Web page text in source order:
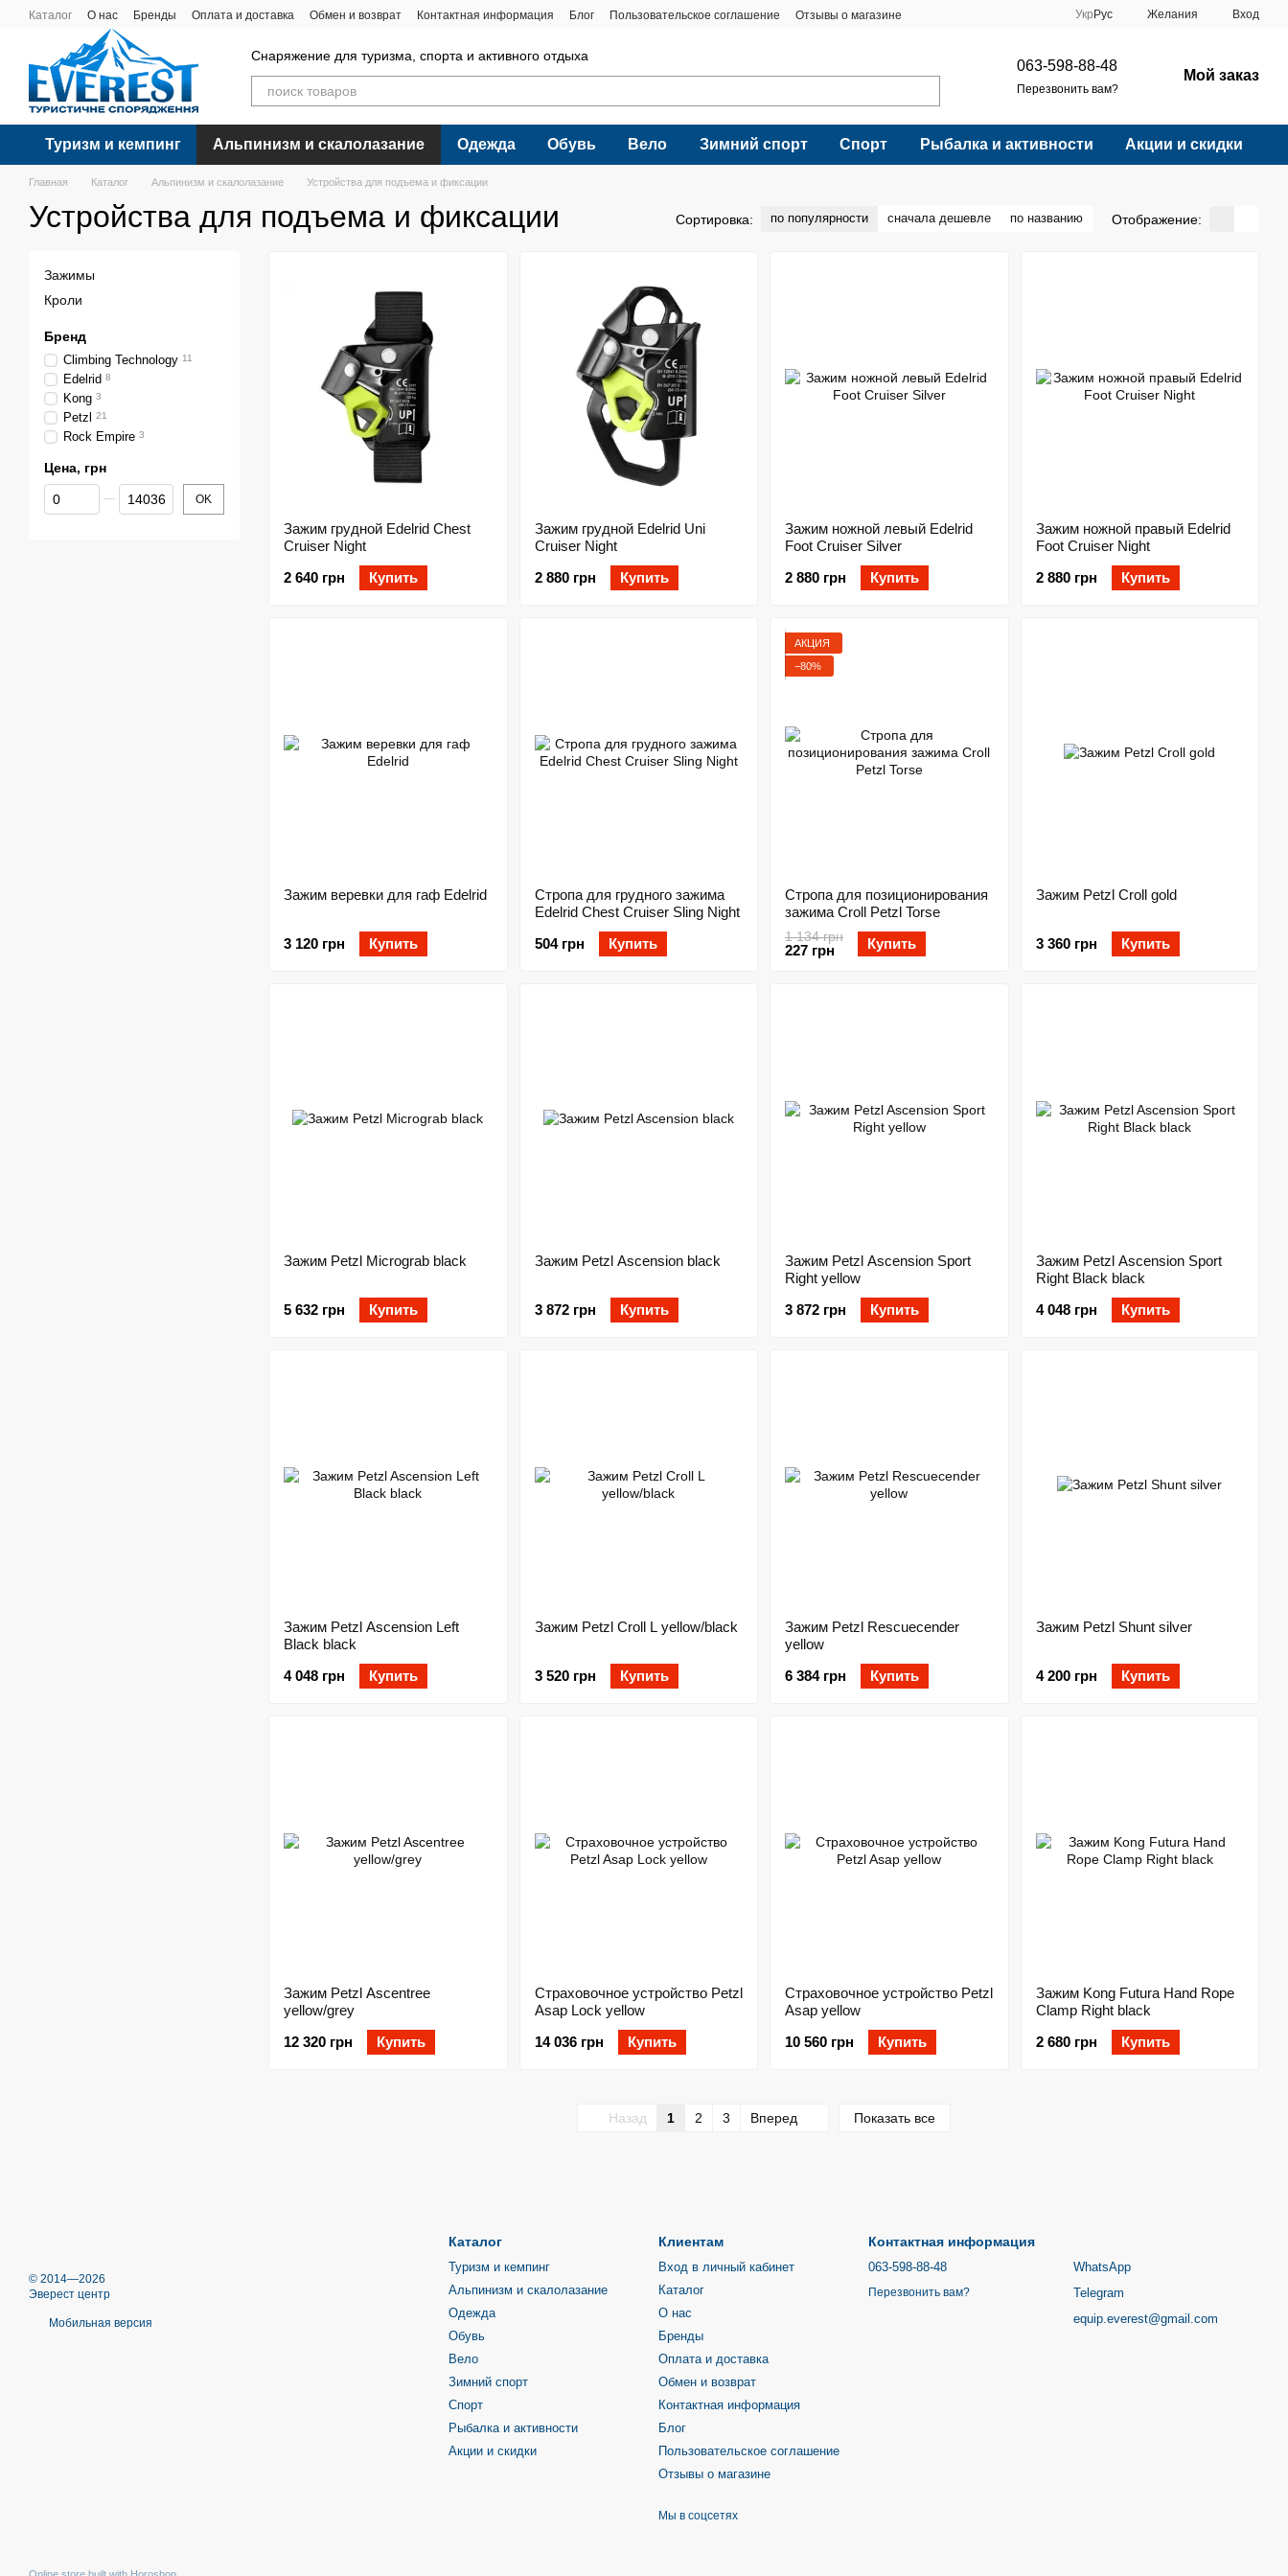
Перейти к основному контенту
Каталог О нас Бренды Оплата и доставка Обмен и возврат Контактная информация Блог Пользовательское соглашение Отзывы о магазине Укр Рус Желания Вход
Снаряжение для туризма, спорта и активного отдыха
063-598-88-48
Перезвонить вам?
Мой заказ
Туризм и кемпинг Альпинизм и скалолазание Одежда Обувь Вело Зимний спорт Спорт Рыбалка и активности Акции и скидки
Главная Каталог Альпинизм и скалолазание Устройства для подъема и фиксации
Устройства для подъема и фиксации Сортировка: по популярности сначала дешевле по названию Отображение:
Зажим грудной Edelrid Chest
Cruiser Night
2 640 грн
Купить
Зажим грудной Edelrid Uni
Cruiser Night
2 880 грн
Купить
Зажим ножной левый Edelrid
Foot Cruiser Silver
2 880 грн
Купить
Зажим ножной правый Edelrid
Foot Cruiser Night
2 880 грн
Купить
Зажим веревки для гаф Edelrid
3 120 грн Купить
Стропа для грудного зажима
Edelrid Chest Cruiser Sling Night
504 грн
Купить
АКЦИЯ
−80%
Стропа для позиционирования
зажима Croll Petzl Torse
1 134 грн
227 грн Купить
Зажим Petzl Croll gold
3 360 грн Купить
Зажим Petzl Micrograb black
5 632 грн Купить
Зажим Petzl Ascension black
3 872 грн Купить
Зажим Petzl Ascension Sport
Right yellow
3 872 грн
Купить
Зажим Petzl Ascension Sport
Right Black black
4 048 грн
Купить
Зажим Petzl Ascension Left
Black black
4 048 грн
Купить
Зажим Petzl Croll L yellow/black
3 520 грн Купить
Зажим Petzl Rescuecender
yellow
6 384 грн
Купить
Зажим Petzl Shunt silver
4 200 грн Купить
Зажим Petzl Ascentree
yellow/grey
12 320 грн
Купить
Страховочное устройство Petzl
Asap Lock yellow
14 036 грн
Купить
Страховочное устройство Petzl
Asap yellow
10 560 грн
Купить
Зажим Kong Futura Hand Rope
Clamp Right black
2 680 грн
Купить
Назад 1 2 3 Вперед Показать все
Зажимы
Кроли
Бренд
Climbing Technology 11
Edelrid 8
Kong 3
Petzl 21
Rock Empire 3
Цена, грн
От Цена, грн
До Цена, грн OK
© 2014—2026
Эверест центр
Мобильная версия
Каталог
Туризм и кемпинг
Альпинизм и скалолазание
Одежда
Обувь
Вело
Зимний спорт
Спорт
Рыбалка и активности
Акции и скидки
Клиентам
Вход в личный кабинет
Каталог
О нас
Бренды
Оплата и доставка
Обмен и возврат
Контактная информация
Блог
Пользовательское соглашение
Отзывы о магазине
Мы в соцсетях
Контактная информация
063-598-88-48
Перезвонить вам?
WhatsApp
Telegram
equip.everest@gmail.com